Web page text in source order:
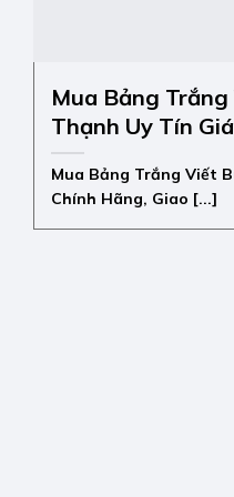
Mua Bảng
Thạnh Uy Tín
Mua Bảng Trắng Viết
Chính Hãng, Giao [...]